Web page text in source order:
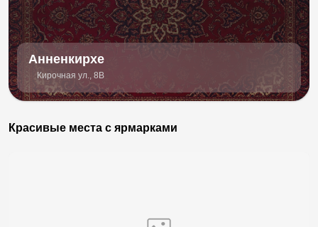
Анненкирхе
Кирочная ул., 8В
Красивые места с ярмарками